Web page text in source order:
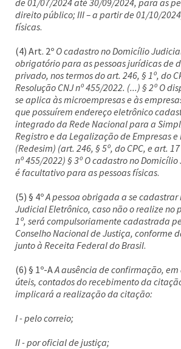
de 01/07/2024 até 30/09/2024, para as
direito público; III – a partir de 01/10/
físicas.
(4) Art. 2º O cadastro no Domicílio
obrigatório para as pessoas jurídicas de
privado, nos termos do art. 246, § 1º, do
Resolução CNJ nº 455/2022. (...) § 2º O
se aplica às microempresas e às
que possuírem endereço eletrônico
integrado da Rede Nacional para a
Registro e da Legalização de Empresas e
(Redesim) (art. 246, § 5º, do CPC, e art.
nº 455/2022) § 3º O cadastro no
é facultativo para as pessoas físicas.
(5) § 4ºA pessoa obrigada a se cadastrar
Judicial Eletrônico, caso não o realize no
1º, será compulsoriamente cadastrada
Conselho Nacional de Justiça, conforme
junto à Receita Federal do Brasil.
(6) § 1º-AA ausência de confirmação,
úteis, contados do recebimento da
implicará a realização da citação:
I - pelo correio;
II - por oficial de justiça;